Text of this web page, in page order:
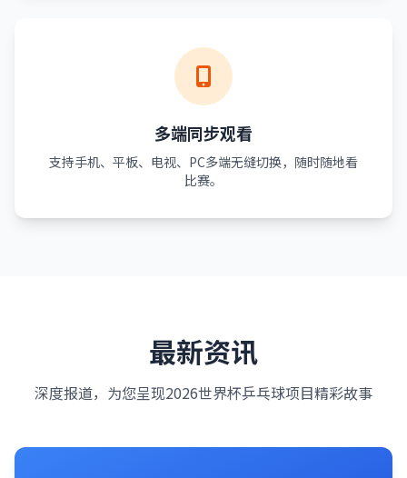
多端同步观看
支持手机、平板、电视、PC多端无缝切换，随时随地看
比赛。
最新资讯
深度报道，为您呈现2026世界杯乒乓球项目精彩故事